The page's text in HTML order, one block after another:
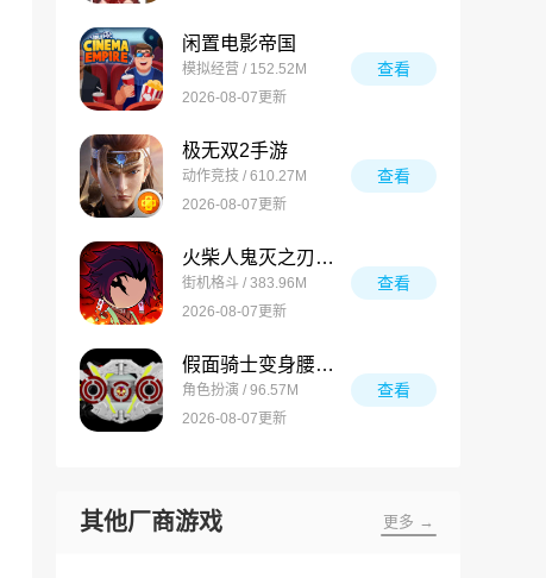
闲置电影帝国
模拟经营 / 152.52M
2026-08-07更新
查看
极无双2手游
动作竞技 / 610.27M
2026-08-07更新
查看
火柴人鬼灭之刃游戏
街机格斗 / 383.96M
2026-08-07更新
查看
假面骑士变身腰带模拟器合集
角色扮演 / 96.57M
2026-08-07更新
查看
其他厂商游戏 更多 →